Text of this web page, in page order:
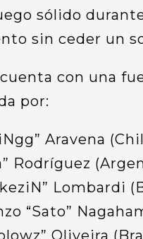
sólido
sin ceder un
cuenta con una
por:
Aravena
Rodríguez
Lombardi
“Sato”
Oliveira